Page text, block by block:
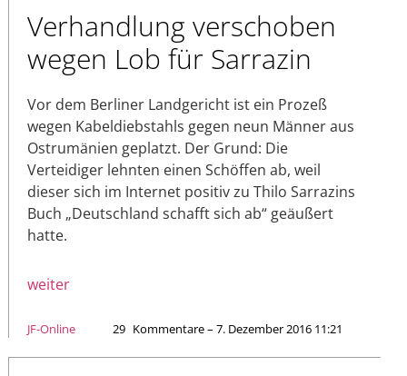
Verhandlung verschoben
wegen Lob für Sarrazin
Vor dem Berliner Landgericht ist ein Prozeß
wegen Kabeldiebstahls gegen neun Männer aus
Ostrumänien geplatzt. Der Grund: Die
Verteidiger lehnten einen Schöffen ab, weil
dieser sich im Internet positiv zu Thilo Sarrazins
Buch „Deutschland schafft sich ab“ geäußert
hatte.
weiter
JF-Online 29 Kommentare – 7. Dezember 2016 11:21